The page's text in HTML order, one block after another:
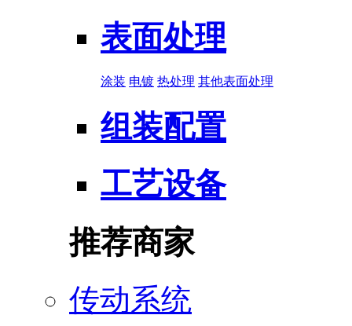
表面处理
涂装 电镀 热处理 其他表面处理
组装配置
工艺设备
推荐商家
传动系统